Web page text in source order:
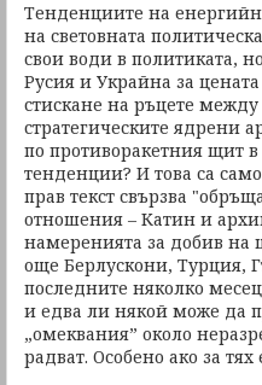
Тенденциите на
на световната
свои води в политиката,
Русия и Украйна за
стискане на ръцете
стратегическите ядрени
по противоракетния щит
тенденции? И това са
прав текст свързва
отношения – Катин и
намеренията за добив на
още Берлускони, Турция,
последните няколко
и едва ли някой може да
„омеквания” около
радват. Особено ако за